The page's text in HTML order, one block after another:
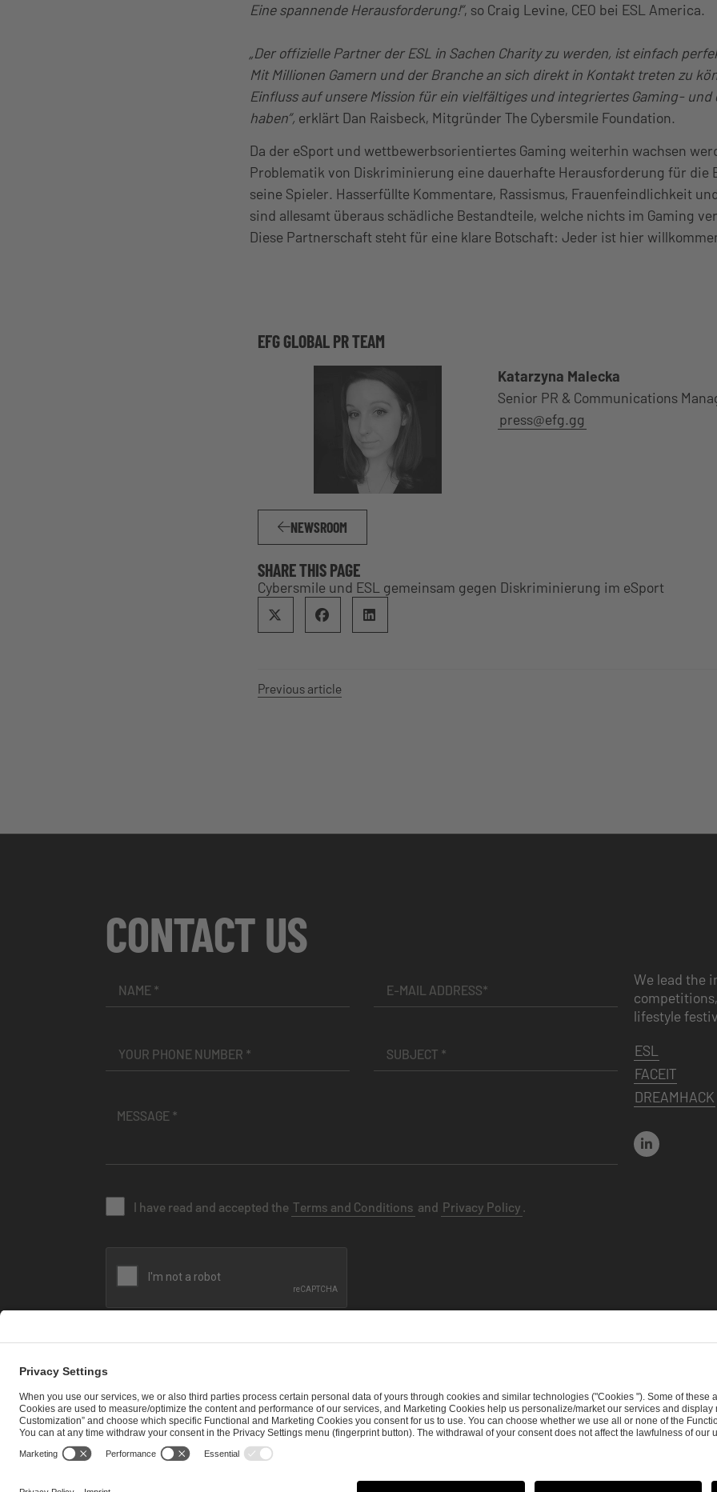
Eine spannende Herausforderung!”, so Craig Levine, CEO bei ESL America.
„Der offizielle Partner der ESL in Sachen Charity zu werden, ist einfach
Mit Millionen Gamern und der Branche an sich direkt in Kontakt treten zu
Einfluss auf unsere Mission für ein vielfältiges und integriertes Gaming-
haben”, erklärt Dan Raisbeck, Mitgründer The Cybersmile Foundation.
Da der eSport und wettbewerbsorientiertes Gaming weiterhin wachsen
Problematik von Diskriminierung eine dauerhafte Herausforderung für die
seine Spieler. Hasserfüllte Kommentare, Rassismus, Frauenfeindlichkeit
sind allesamt überaus schädliche Bestandteile, welche nichts im Gaming
Diese Partnerschaft steht für eine klare Botschaft: Jeder ist hier
EFG GLOBAL PR TEAM
Katarzyna Malecka
Senior PR & Communications
press@efg.gg
NEWSROOM
SHARE THIS PAGE
Cybersmile und ESL gemeinsam gegen Diskriminierung im eSport
Previous article
CONTACT US
I have read and accepted the Terms and Conditions and Privacy Policy .
We lead the
lifestyle
ESL
FACEIT
DREAMHACK